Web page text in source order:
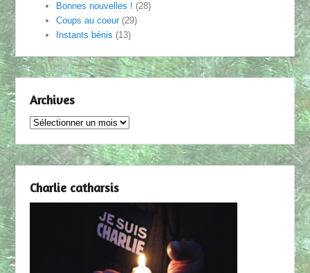
Bonnes nouvelles ! (28)
Coups au coeur(29)
Instants bénis (13)
Archives
Archives
Charlie catharsis